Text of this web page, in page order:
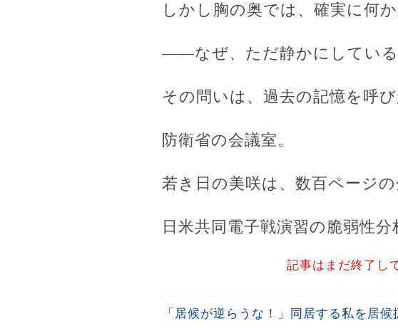
しかし胸の奥では、確実に何
――なぜ、ただ静かにしている
その問いは、過去の記憶を呼び
防衛省の会議室。
若き日の美咲は、数百ページ
日米共同電子戦演習の脆弱性分
記事はまだ終了し
「居候が逆らうな！」同居する私を居